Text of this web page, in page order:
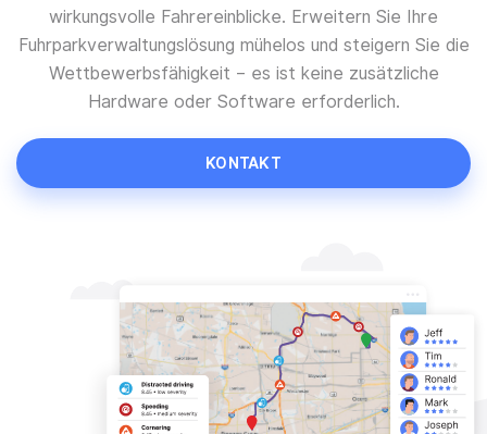
wirkungsvolle Fahrereinblicke. Erweitern Sie Ihre
Fuhrparkverwaltungslösung mühelos und steigern Sie die
Wettbewerbsfähigkeit – es ist keine zusätzliche
Hardware oder Software erforderlich.
KONTAKT